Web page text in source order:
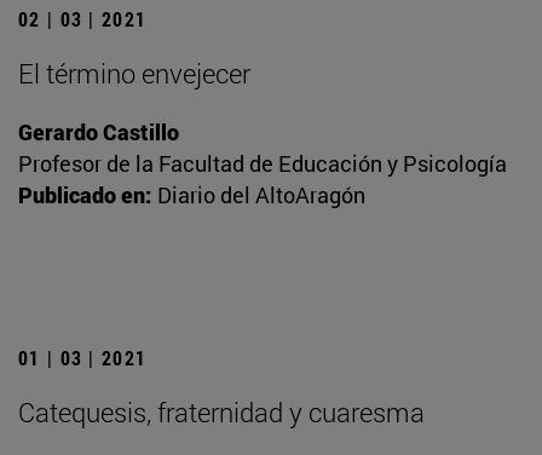
02 | 03 | 2021
El término envejecer
Gerardo Castillo
Profesor de la Facultad de Educación y Psicología
Publicado en: Diario del AltoAragón
01 | 03 | 2021
Catequesis, fraternidad y cuaresma